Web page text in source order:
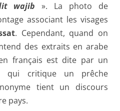
wajib ». La photo de
associant les visages
. Cependant, quand on
des extraits en arabe
français est dite par un
qui critique un prêche
tient un discours
pays.